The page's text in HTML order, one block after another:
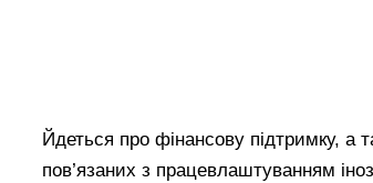
Йдеться про фінансову підтримку, а
пов’язаних з працевлаштуванням